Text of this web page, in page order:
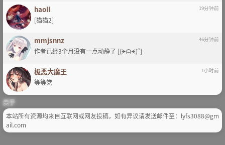
haoll 19分钟前
[猫猫2]
mmjsnnz 46分钟前
作者已经3个月没有一点动静了 [(ᗒᗣᗕ)՞]
极恶大魔王 1小时前
等等党
关于
本站所有资源均来自互联网或网友投稿，如有异议请发送邮件至：lyfs3088@gm
ail.com